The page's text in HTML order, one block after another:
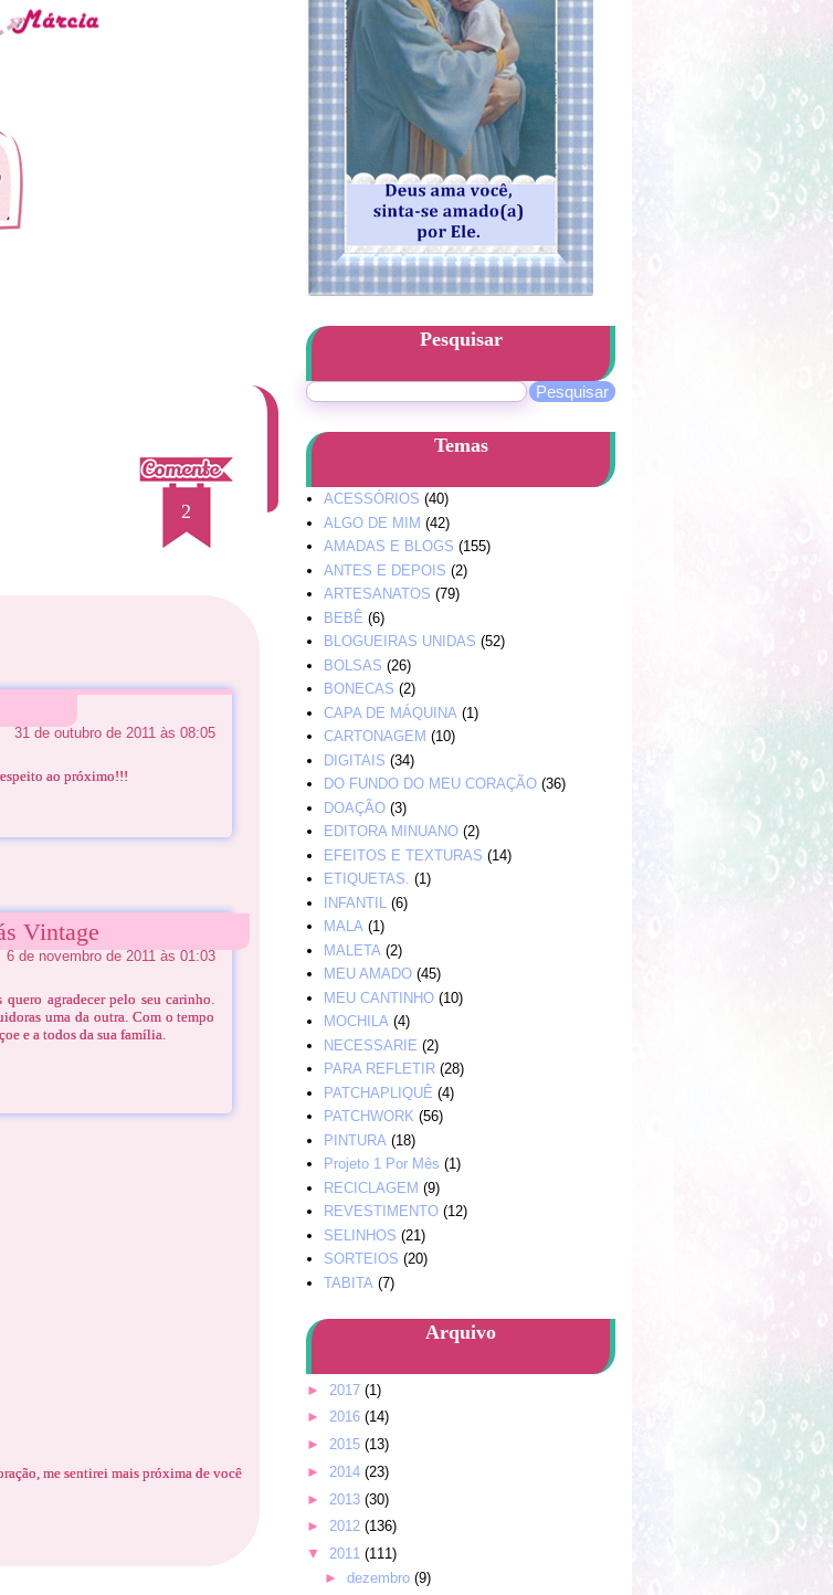
2
31 de outubro de 2011 às 08:05
ao próximo!!!
Vintage
6 de novembro de 2011 às 01:03
quero agradecer pelo seu carinho.
uma da outra. Com o tempo
e a todos da sua família.
me sentirei mais próxima de você
Pesquisar
Temas
ACESSÓRIOS (40)
ALGO DE MIM (42)
AMADAS E BLOGS (155)
ANTES E DEPOIS (2)
ARTESANATOS (79)
BEBÊ (6)
BLOGUEIRAS UNIDAS (52)
BOLSAS (26)
BONECAS (2)
CAPA DE MÁQUINA (1)
CARTONAGEM (10)
DIGITAIS (34)
DO FUNDO DO MEU CORAÇÃO (36)
DOAÇÃO (3)
EDITORA MINUANO (2)
EFEITOS E TEXTURAS (14)
ETIQUETAS. (1)
INFANTIL
(6)
MALA (1)
MALETA (2)
MEU AMADO (45)
MEU CANTINHO (10)
MOCHILA (4)
NECESSARIE (2)
PARA REFLETIR (28)
PATCHAPLIQUÊ (4)
PATCHWORK (56)
PINTURA (18)
Projeto 1 Por Mês (1)
RECICLAGEM (9)
REVESTIMENTO (12)
SELINHOS (21)
SORTEIOS (20)
TABITA (7)
Arquivo
► 2017 (1)
► 2016 (14)
► 2015 (13)
► 2014 (23)
► 2013 (30)
► 2012 (136)
▼
2011 (111)
► dezembro (9)